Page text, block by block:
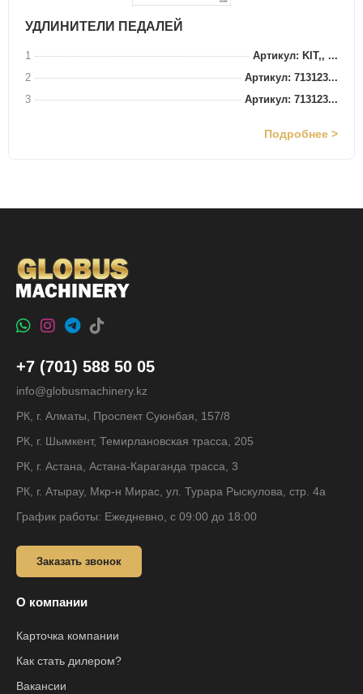
УДЛИНИТЕЛИ ПЕДАЛЕЙ
1
Артикул: KIT,, ...
2
Артикул: 713123...
3
Артикул: 713123...
Подробнее >
+7 (701) 588 50 05
info@globusmachinery.kz
РК, г. Алматы, Проспект Суюнбая, 157/8
РК, г. Шымкент, Темирлановская трасса, 205
РК, г. Астана, Астана-Караганда трасса, 3
РК, г. Атырау, Мкр-н Мирас, ул. Турара Рыскулова, стр. 4а
График работы: Ежедневно, с 09:00 до 18:00
Заказать звонок
О компании
Карточка компании
Как стать дилером?
Вакансии